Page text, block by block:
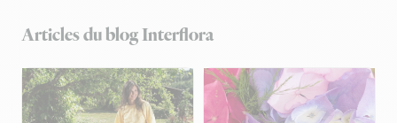
Articles du blog Interflora